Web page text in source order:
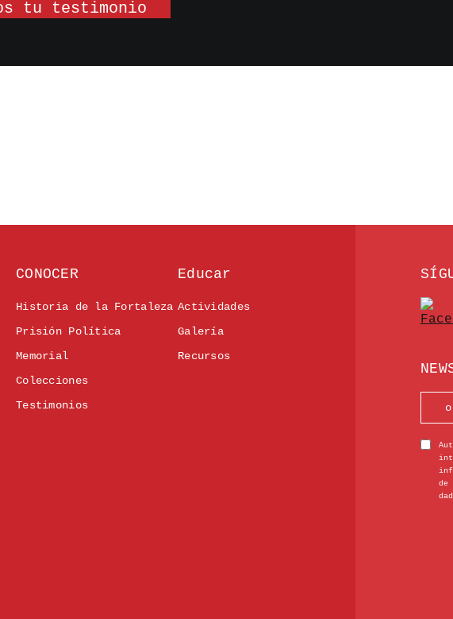
tu testimonio
CONOCER
Historia de la Fortaleza
Prisión Política
Memorial
Colecciones
Testimonios
Educar
Actividades
Galería
Recursos
de